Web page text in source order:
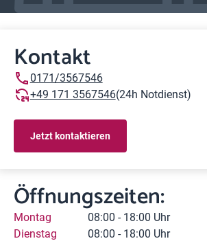
Kontakt
0171/3567546
+49 171 3567546(24h Notdienst)
Jetzt kontaktieren
Öffnungszeiten:
Montag
08:00 - 18:00 Uhr
Dienstag
08:00 - 18:00 Uhr